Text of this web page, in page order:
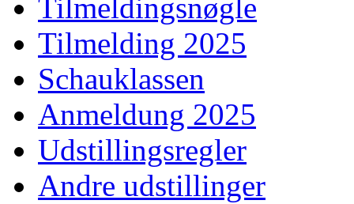
Tilmeldingsnøgle
Tilmelding 2025
Schauklassen
Anmeldung 2025
Udstillingsregler
Andre udstillinger